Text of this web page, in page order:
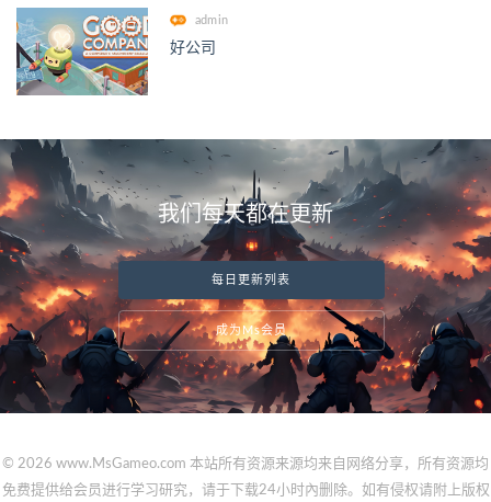
admin
好公司
我们每天都在更新
每日更新列表
成为Ms会员
© 2026 www.MsGameo.com 本站所有资源来源均来自网络分享，所有资源均
免费提供给会员进行学习研究，请于下载24小时內删除。如有侵权请附上版权